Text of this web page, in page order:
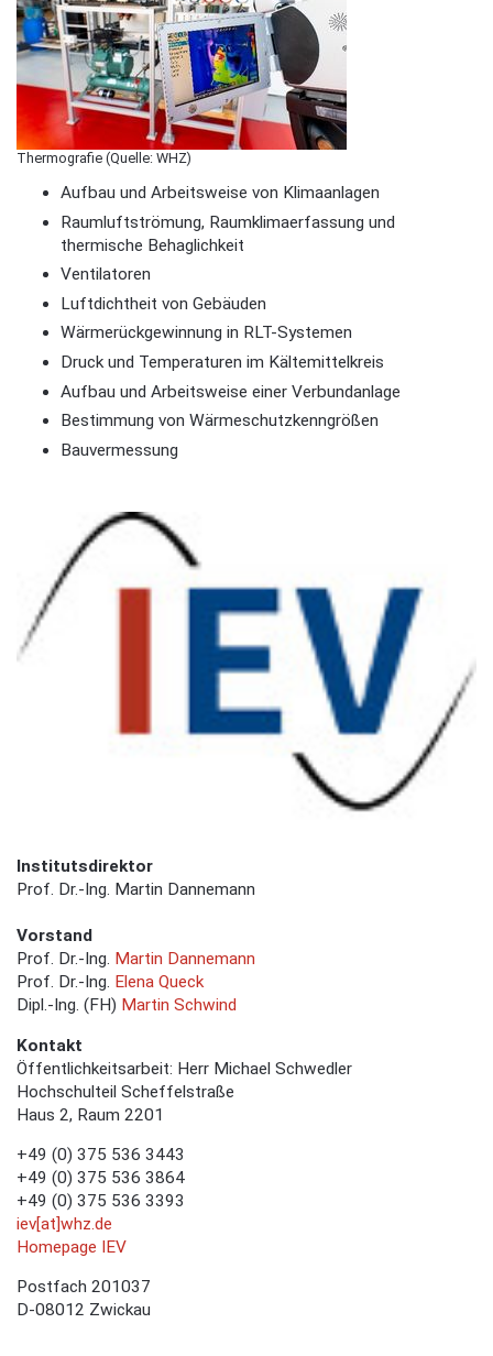
Thermografie (Quelle: WHZ)
Aufbau und Arbeitsweise von Klimaanlagen
Raumluftströmung, Raumklimaerfassung und
thermische Behaglichkeit
Ventilatoren
Luftdichtheit von Gebäuden
Wärmerückgewinnung in RLT-Systemen
Druck und Temperaturen im Kältemittelkreis
Aufbau und Arbeitsweise einer Verbundanlage
Bestimmung von Wärmeschutzkenngrößen
Bauvermessung
Institutsdirektor
Prof. Dr.-Ing. Martin Dannemann
Vorstand
Prof. Dr.-Ing. Martin Dannemann
Prof. Dr.-Ing. Elena Queck
Dipl.-Ing. (FH) Martin Schwind
Kontakt
Öffentlichkeitsarbeit: Herr Michael Schwedler
Hochschulteil Scheffelstraße
Haus 2, Raum 2201
+49 (0) 375 536 3443
+49 (0) 375 536 3864
+49 (0) 375 536 3393
iev[at]whz.de
Homepage IEV
Postfach 201037
D-08012 Zwickau